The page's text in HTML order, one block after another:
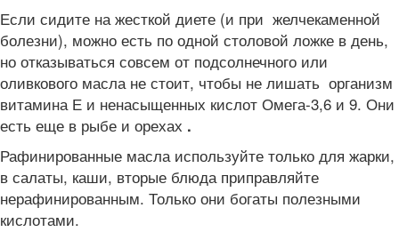
Если сидите на жесткой диете (и при желчекаменной
болезни), можно есть по одной столовой ложке в день,
но отказываться совсем от подсолнечного или
оливкового масла не стоит, чтобы не лишать организм
витамина Е и ненасыщенных кислот Омега-3,6 и 9. Они
есть еще в рыбе и орехах .
Рафинированные масла используйте только для жарки,
в салаты, каши, вторые блюда приправляйте
нерафинированным. Только они богаты полезными
кислотами.